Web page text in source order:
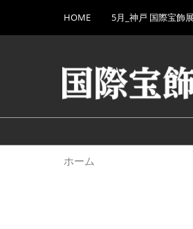
キ
し
て
to
HOME 5月_神戸 国際宝飾展
ホーム